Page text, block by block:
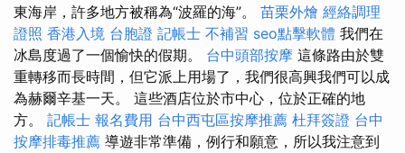
東海岸，許多地方被稱為“波羅的海”。 苗栗外燴 經絡調理
證照 香港入境 台胞證 記帳士 不補習 seo點擊軟體 我們在
冰島度過了一個愉快的假期。 台中頭部按摩 這條路由於雙
重轉移而長時間，但它派上用場了，我們很高興我們可以成
為赫爾辛基一天。 這些酒店位於市中心，位於正確的地
方。 記帳士 報名費用 台中西屯區按摩推薦 杜拜簽證 台中
按摩排毒推薦 導遊非常準備，例行和願意，所以我注意到